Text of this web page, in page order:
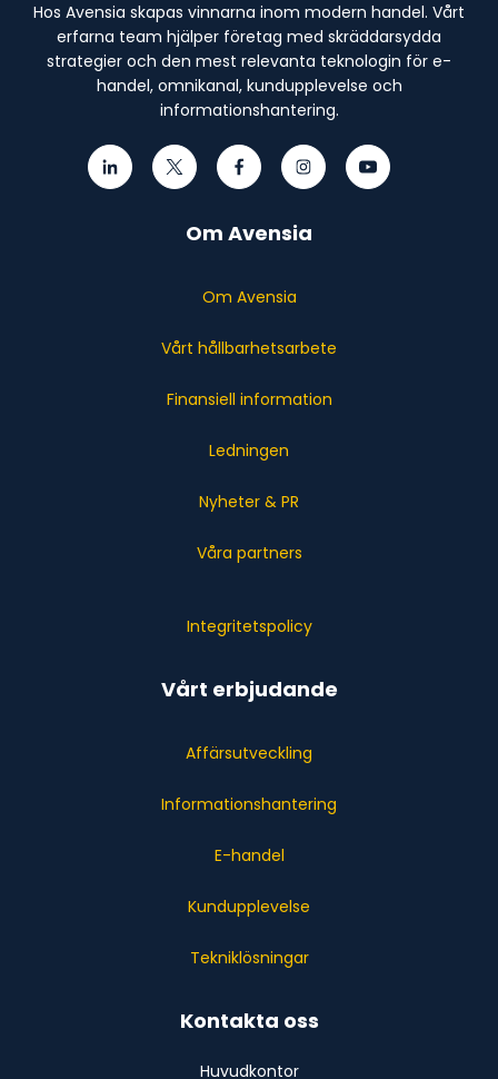
Hos Avensia skapas vinnarna inom modern handel. Vårt
erfarna team hjälper företag med skräddarsydda
strategier och den mest relevanta teknologin för e-
handel, omnikanal, kundupplevelse och
informationshantering.
Om Avensia
Om Avensia
Vårt hållbarhetsarbete
Finansiell information
Ledningen
Nyheter & PR
Våra partners
Integritetspolicy
Vårt erbjudande
Affärsutveckling
Informationshantering
E-handel
Kundupplevelse
Tekniklösningar
Kontakta oss
Huvudkontor